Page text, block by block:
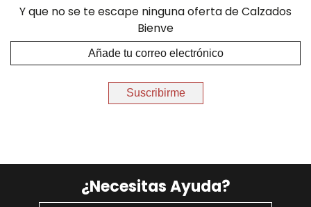
Y que no se te escape ninguna oferta de Calzados
Bienve
Suscribirme
¿Necesitas Ayuda?